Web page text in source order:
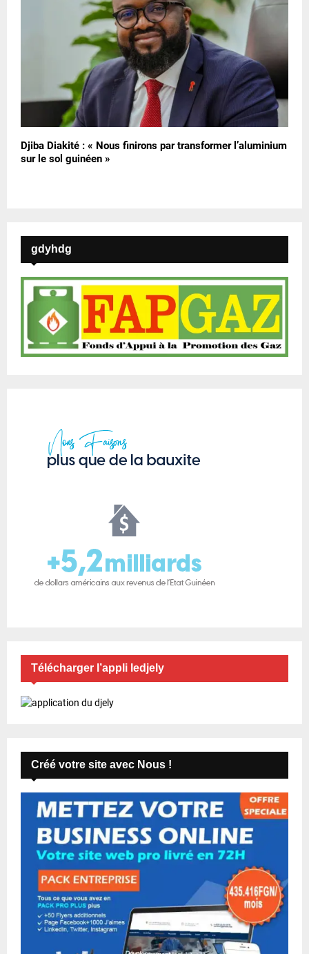
Djiba Diakité : « Nous finirons par transformer l’aluminium
sur le sol guinéen »
gdyhdg
Télécharger l’appli ledjely
Créé votre site avec Nous !